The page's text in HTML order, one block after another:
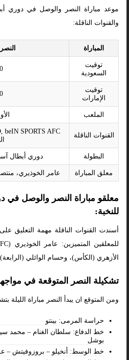
والقنوات الناقلة:
المباراة
توقيت
السعودية
توقيت
الإمارات
الملعب
القنوات الناقلة
البطولة دوري أبطال
معلق المباراة عامر الخوذيري،
معلقو مباراة النصر والوصل في
للنخبة:
أسندت القنوات الناقلة مهمة التعليق
الأزهري (الكأس)، وحسام الوائلي
تشكيلة النصر المتوقعة في
ومن المتوقع ان يبدأ النصر مباراة الليلة
حراسة المرمى: بينتو
خط الدفاع: سلطان الغنام – محمد
بوشل
خط الوسط: أنخيلو – بروزوفيتش –